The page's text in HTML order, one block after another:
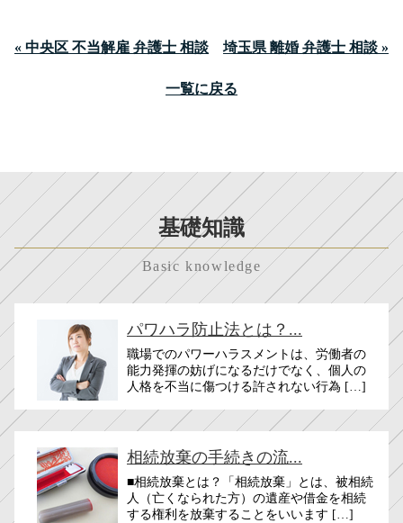
« 中央区 不当解雇 弁護士 相談 埼玉県 離婚 弁護士 相談 »
一覧に戻る
基礎知識
Basic knowledge
パワハラ防止法とは？...
職場でのパワーハラスメントは、労働者の
能力発揮の妨げになるだけでなく、個人の
人格を不当に傷つける許されない行為 […]
相続放棄の手続きの流...
■相続放棄とは？「相続放棄」とは、被相続
人（亡くなられた方）の遺産や借金を相続
する権利を放棄することをいいます […]